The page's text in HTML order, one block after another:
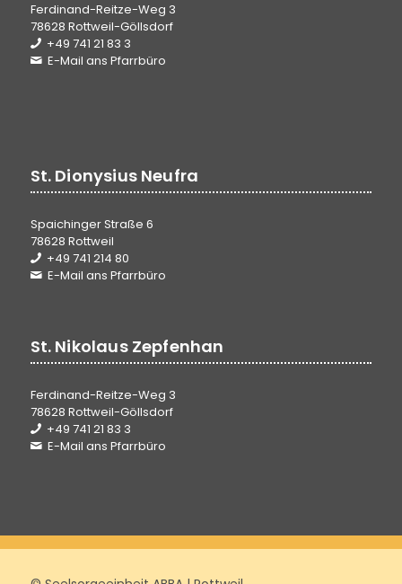
Ferdinand-Reitze-Weg 3
78628 Rottweil-Göllsdorf
+49 741 21 83 3
E-Mail ans Pfarrbüro
St. Dionysius Neufra
Spaichinger Straße 6
78628 Rottweil
+49 741 214 80
E-Mail ans Pfarrbüro
St. Nikolaus Zepfenhan
Ferdinand-Reitze-Weg 3
78628 Rottweil-Göllsdorf
+49 741 21 83 3
E-Mail ans Pfarrbüro